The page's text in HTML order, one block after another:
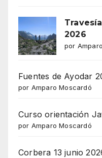
2026
por
Fuentes de Ayodar
por Amparo Moscardó
Curso orientación
por Amparo Moscardó
Corbera 13 junio